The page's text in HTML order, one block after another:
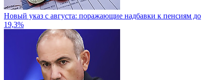
Новый указ с августа: поражающие надбавки к пенсиям до
19,3%